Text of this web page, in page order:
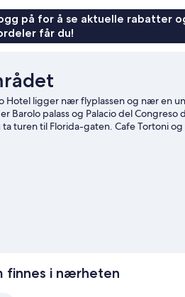
på for å se aktuelle rabatter
får du!
Hotel ligger nær flyplassen og nær en
Barolo palass og Palacio del
ta turen til Florida-gaten. Cafe Tortoni
Aires
finnes i nærheten